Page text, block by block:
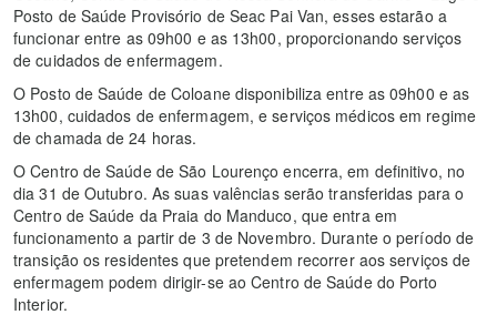
Posto de Saúde Provisório de Seac Pai Van, esses estarão a
funcionar entre as 09h00 e as 13h00, proporcionando serviços
de cuidados de enfermagem.
O Posto de Saúde de Coloane disponibiliza entre as 09h00 e as
13h00, cuidados de enfermagem, e serviços médicos em regime
de chamada de 24 horas.
O Centro de Saúde de São Lourenço encerra, em definitivo, no
dia 31 de Outubro. As suas valências serão transferidas para o
Centro de Saúde da Praia do Manduco, que entra em
funcionamento a partir de 3 de Novembro. Durante o período de
transição os residentes que pretendem recorrer aos serviços de
enfermagem podem dirigir-se ao Centro de Saúde do Porto
Interior.